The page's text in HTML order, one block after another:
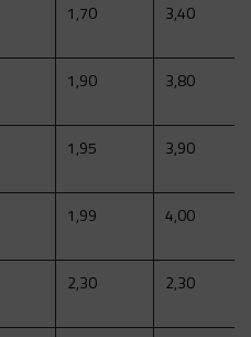
1,70 3,40
1,90 3,80
1,95 3,90
1,99 4,00
2,30 2,30